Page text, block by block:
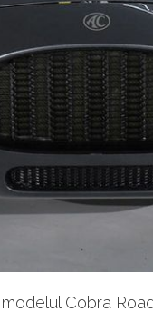
Cobra